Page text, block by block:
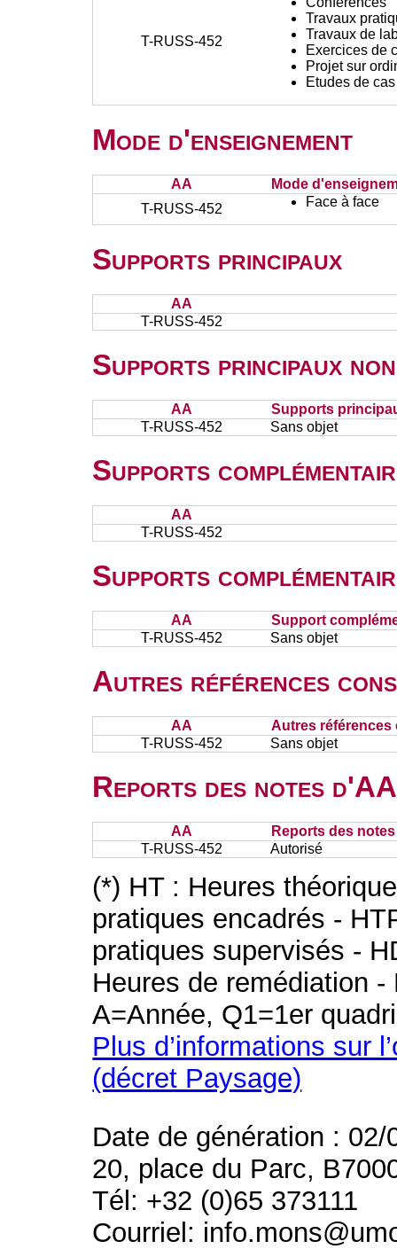
T-RUSS-452
Travaux
Travaux de
Exercices de
Projet sur
Etudes de cas
Mode d'enseignement
AA
Mode
T-RUSS-452
Face à face
Supports principaux
AA
T-RUSS-452
Supports principaux
AA
Supports
T-RUSS-452
Sans objet
Supports
AA
T-RUSS-452
Supports
AA
Support
T-RUSS-452
Sans objet
Autres références
AA
Autres références
T-RUSS-452
Sans objet
Reports des notes
AA
Reports des
T-RUSS-452
Autorisé
(*) HT : Heures
pratiques encadrés -
pratiques supervisés -
Heures de remédiation
A=Année, Q1=1er
Plus d’informations sur
(décret Paysage)
Date de génération : 02/
20, place du Parc,
Tél: +32 (0)65 373111
Courriel: